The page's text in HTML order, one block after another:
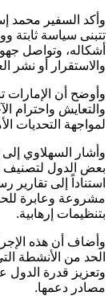
وأكد السفير محمد
تتبنى سياسة ثابتة
أشكاله، وتواصل
والاستقرار أو نشر
وأوضح أن الإمارات
والتعايش واحترام
لمواجهة التحديات
وأشار السهلاوي إلى
بعض الدول لتصنيف
استناداً إلى
مشروعة وعابرة
بتنظيمات إرهابية.
وأضاف أن هذه
الحد من الأنشطة
وتعزيز قدرة الدول
مصادر دعمها.